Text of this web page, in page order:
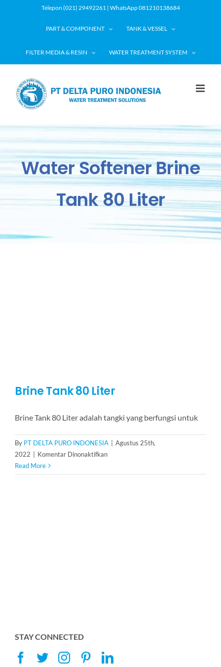
Telepon (021) 29492261 | WhatsApp 081210138684
PART & COMPONENT TANK & VESSEL
FILTER MEDIA & RESIN WATER TREATMENT SYSTEM
Water Softener Brine
Tank 80 Liter
Brine Tank 80 Liter
Brine Tank 80 Liter adalah tangki yang berfungsi untuk
By PT DELTA PURO INDONESIA
Agustus 25th,
2022
Komentar Dinonaktifkanpada
Tank
Read More
STAY CONNECTED